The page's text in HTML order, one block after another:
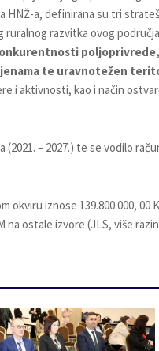
HNŽ-a, definirana su tri
razvitka ovog
te uravnotežen
i aktivnosti, kao i način
– 2027.) te se vodilo
iznose 139.800.000, 00
na ostale izvore (JLS, više